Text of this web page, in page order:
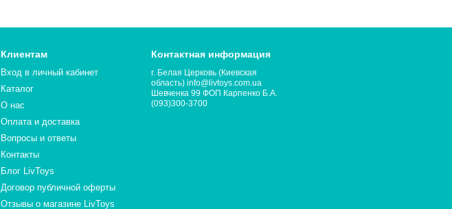
Клиентам
Вход в личный кабинет
Каталог
О нас
Оплата и доставка
Вопросы и ответы
Контакты
Блог LivToys
​​​​​​​Договор публичной оферты
Отзывы о магазине LivToys
Контактная информация
г. Белая Церковь (Киевская
область) info@livtoys.com.ua
Шевченка 99 ФОП Карпенко Б.А.
(093)300-3700